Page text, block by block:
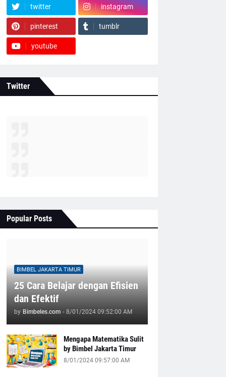
twitter instagram
pinterest tumblr
youtube
Twitter
Popular Posts
BIMBEL JAKARTA TIMUR
25 Cara Belajar dengan Efisien
dan Efektif
by Bimbeles.com - 8/01/2024 09:52:00 AM
Mengapa Matematika Sulit
by Bimbel Jakarta Timur
8/01/2024 09:57:00 AM